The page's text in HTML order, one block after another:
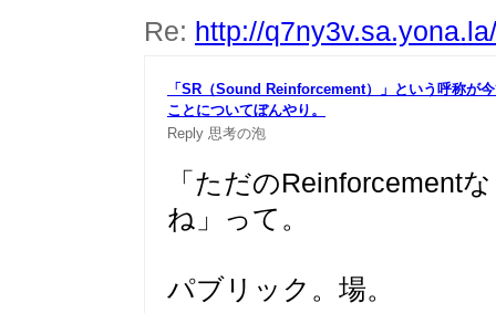
Re: http://
「SR（Sound Reinforcement）」という呼称が
ことについてぼんやり。
Reply 思考の泡
「ただのReinforcement
ね」って。
パブリック。場。